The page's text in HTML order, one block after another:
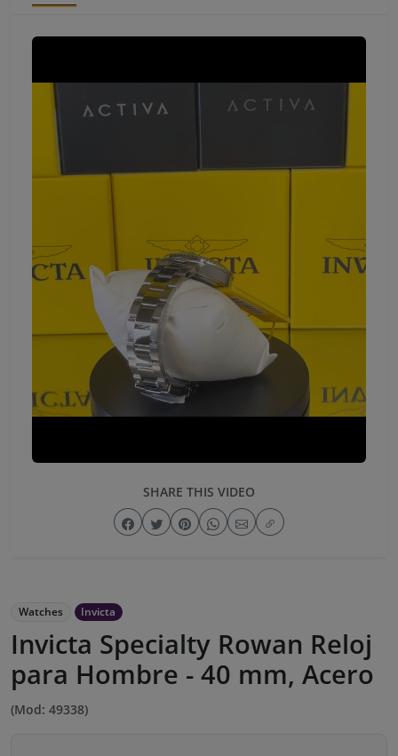
SHARE THIS VIDEO
Watches Invicta
Invicta Specialty Rowan Reloj
para Hombre - 40 mm, Acero
(Mod: 49338)